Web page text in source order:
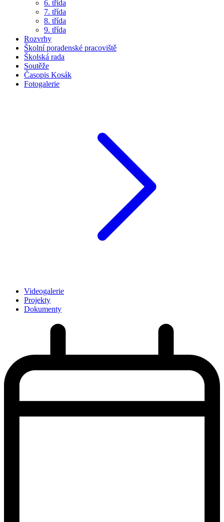
6. třída
7. třída
8. třída
9. třída
Rozvrhy
Školní poradenské pracoviště
Školská rada
Soutěže
Časopis Kosák
Fotogalerie
Videogalerie
Projekty
Dokumenty